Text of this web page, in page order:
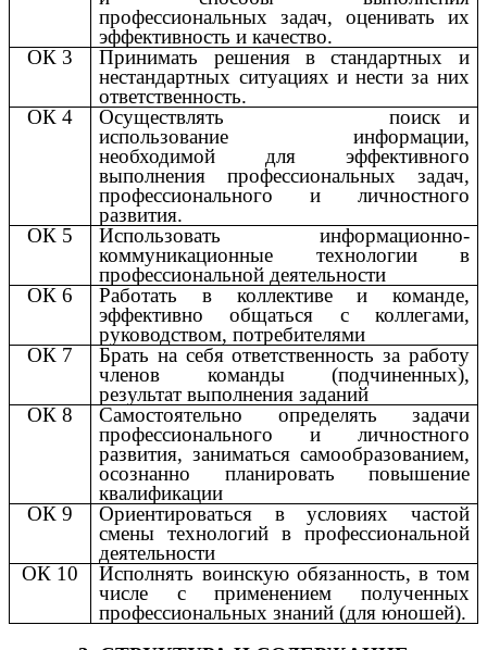
профессиональных задач, оценивать их
эффективность и качество.
ОК 3
Принимать решения в стандартных и
нестандартных ситуациях и нести за них
ответственность.
ОК 4
Осуществлять поиск и
использование информации,
необходимой для эффективного
выполнения профессиональных задач,
профессионального и личностного
развития.
ОК 5
Использовать информационно-
коммуникационные технологии в
профессиональной деятельности
ОК 6
Работать в коллективе и команде,
эффективно общаться с коллегами,
руководством, потребителями
ОК 7
Брать на себя ответственность за работу
членов команды (подчиненных),
результат выполнения заданий
ОК 8
Самостоятельно определять задачи
профессионального и личностного
развития, заниматься самообразованием,
осознанно планировать повышение
квалификации
ОК 9
Ориентироваться в условиях частой
смены технологий в профессиональной
деятельности
ОК 10
Исполнять воинскую обязанность, в том
числе с применением полученных
профессиональных знаний (для юношей).